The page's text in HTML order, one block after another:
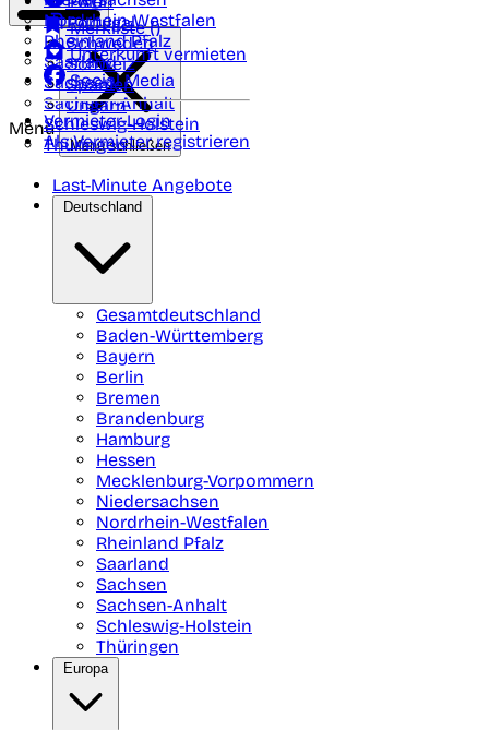
Nordrhein-Westfalen
Rheinland Pfalz
Saarland
Sachsen
Sachsen-Anhalt
Schleswig-Holstein
Thüringen
Portugal
Schweden
Schweiz
Spanien
Ungarn
Merkliste ()
Unterkunft vermieten
Social Media
Vermieter-Login
Als Vermieter registrieren
Menü
Menü schließen
Last-Minute Angebote
Deutschland
Gesamtdeutschland
Baden-Württemberg
Bayern
Berlin
Bremen
Brandenburg
Hamburg
Hessen
Mecklenburg-Vorpommern
Niedersachsen
Nordrhein-Westfalen
Rheinland Pfalz
Saarland
Sachsen
Sachsen-Anhalt
Schleswig-Holstein
Thüringen
Europa